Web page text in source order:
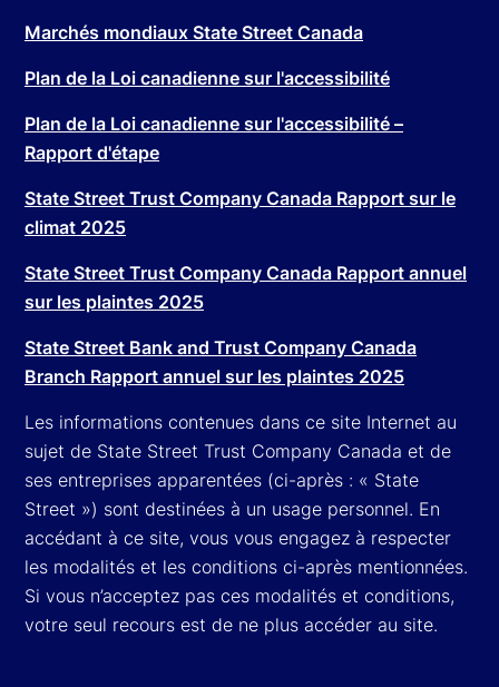
Marchés mondiaux State Street Canada
Plan de la Loi canadienne sur l'accessibilité
Plan de la Loi canadienne sur l'accessibilité –
Rapport d'étape
State Street Trust Company Canada Rapport sur le
climat 2025
State Street Trust Company Canada Rapport annuel
sur les plaintes 2025
State Street Bank and Trust Company Canada
Branch Rapport annuel sur les plaintes 2025
Les informations contenues dans ce site Internet au
sujet de State Street Trust Company Canada et de
ses entreprises apparentées (ci-après : « State
Street ») sont destinées à un usage personnel. En
accédant à ce site, vous vous engagez à respecter
les modalités et les conditions ci-après mentionnées.
Si vous n’acceptez pas ces modalités et conditions,
votre seul recours est de ne plus accéder au site.